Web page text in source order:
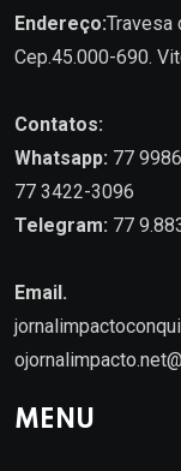
Endereço:Travesa
Cep.45.000-690.
Contatos:
Whatsapp: 77
77 3422-3096
Telegram: 77
Email.
MENU